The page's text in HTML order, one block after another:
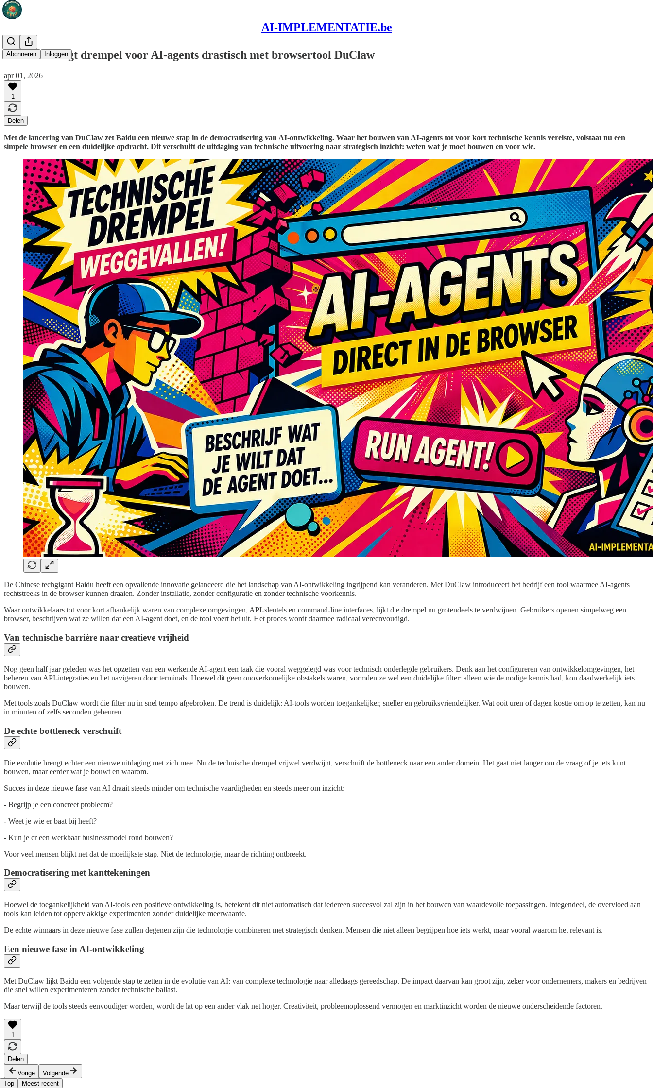
AI-IMPLEMENTATIE.be
Abonneren Inloggen
Baidu verlaagt drempel voor AI-agents drastisch met browsertool DuClaw
apr 01, 2026
1
Delen
Met de lancering van DuClaw zet Baidu een nieuwe stap in de democratisering van AI-ontwikkeling. Waar het bouwen van AI-agents tot voor kort technische kennis vereiste, volstaat nu een
simpele browser en een duidelijke opdracht. Dit verschuift de uitdaging van technische uitvoering naar strategisch inzicht: weten wat je moet bouwen en voor wie.
De Chinese techgigant Baidu heeft een opvallende innovatie gelanceerd die het landschap van AI-ontwikkeling ingrijpend kan veranderen. Met DuClaw introduceert het bedrijf een tool waarmee AI-agents
rechtstreeks in de browser kunnen draaien. Zonder installatie, zonder configuratie en zonder technische voorkennis.
Waar ontwikkelaars tot voor kort afhankelijk waren van complexe omgevingen, API-sleutels en command-line interfaces, lijkt die drempel nu grotendeels te verdwijnen. Gebruikers openen simpelweg een
browser, beschrijven wat ze willen dat een AI-agent doet, en de tool voert het uit. Het proces wordt daarmee radicaal vereenvoudigd.
Van technische barrière naar creatieve vrijheid
Nog geen half jaar geleden was het opzetten van een werkende AI-agent een taak die vooral weggelegd was voor technisch onderlegde gebruikers. Denk aan het configureren van ontwikkelomgevingen, het
beheren van API-integraties en het navigeren door terminals. Hoewel dit geen onoverkomelijke obstakels waren, vormden ze wel een duidelijke filter: alleen wie de nodige kennis had, kon daadwerkelijk iets
bouwen.
Met tools zoals DuClaw wordt die filter nu in snel tempo afgebroken. De trend is duidelijk: AI-tools worden toegankelijker, sneller en gebruiksvriendelijker. Wat ooit uren of dagen kostte om op te zetten, kan nu
in minuten of zelfs seconden gebeuren.
De echte bottleneck verschuift
Die evolutie brengt echter een nieuwe uitdaging met zich mee. Nu de technische drempel vrijwel verdwijnt, verschuift de bottleneck naar een ander domein. Het gaat niet langer om de vraag of je iets kunt
bouwen, maar eerder wat je bouwt en waarom.
Succes in deze nieuwe fase van AI draait steeds minder om technische vaardigheden en steeds meer om inzicht:
- Begrijp je een concreet probleem?
- Weet je wie er baat bij heeft?
- Kun je er een werkbaar businessmodel rond bouwen?
Voor veel mensen blijkt net dat de moeilijkste stap. Niet de technologie, maar de richting ontbreekt.
Democratisering met kanttekeningen
Hoewel de toegankelijkheid van AI-tools een positieve ontwikkeling is, betekent dit niet automatisch dat iedereen succesvol zal zijn in het bouwen van waardevolle toepassingen. Integendeel, de overvloed aan
tools kan leiden tot oppervlakkige experimenten zonder duidelijke meerwaarde.
De echte winnaars in deze nieuwe fase zullen degenen zijn die technologie combineren met strategisch denken. Mensen die niet alleen begrijpen hoe iets werkt, maar vooral waarom het relevant is.
Een nieuwe fase in AI-ontwikkeling
Met DuClaw lijkt Baidu een volgende stap te zetten in de evolutie van AI: van complexe technologie naar alledaags gereedschap. De impact daarvan kan groot zijn, zeker voor ondernemers, makers en bedrijven
die snel willen experimenteren zonder technische ballast.
Maar terwijl de tools steeds eenvoudiger worden, wordt de lat op een ander vlak net hoger. Creativiteit, probleemoplossend vermogen en marktinzicht worden de nieuwe onderscheidende factoren.
1
Delen
Vorige
Volgende
Top
Meest recent